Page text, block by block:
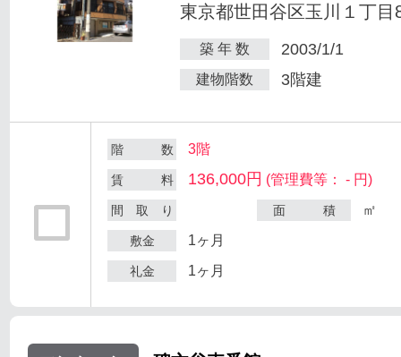
東京都世田谷区玉川１丁目
築 年 数 2003/1/1
建物階数 3階建
階 数 3階
賃 料 136,000円 (管理費等： - 円)
間 取 り 面 積 ㎡
敷金 1ヶ月
礼金 1ヶ月